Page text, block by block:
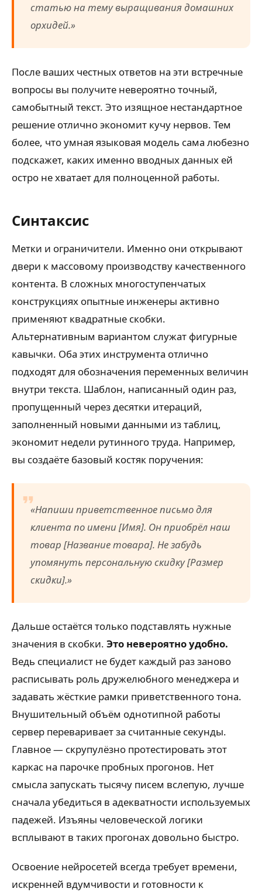
статью на тему выращивания домашних
орхидей.»
После ваших честных ответов на эти встречные
вопросы вы получите невероятно точный,
самобытный текст. Это изящное нестандартное
решение отлично экономит кучу нервов. Тем
более, что умная языковая модель сама любезно
подскажет, каких именно вводных данных ей
остро не хватает для полноценной работы.
Синтаксис
Метки и ограничители. Именно они открывают
двери к массовому производству качественного
контента. В сложных многоступенчатых
конструкциях опытные инженеры активно
применяют квадратные скобки.
Альтернативным вариантом служат фигурные
кавычки. Оба этих инструмента отлично
подходят для обозначения переменных величин
внутри текста. Шаблон, написанный один раз,
пропущенный через десятки итераций,
заполненный новыми данными из таблиц,
экономит недели рутинного труда. Например,
вы создаёте базовый костяк поручения:
«Напиши приветственное письмо для
клиента по имени [Имя]. Он приобрёл наш
товар [Название товара]. Не забудь
упомянуть персональную скидку [Размер
скидки].»
Дальше остаётся только подставлять нужные
значения в скобки. Это невероятно удобно.
Ведь специалист не будет каждый раз заново
расписывать роль дружелюбного менеджера и
задавать жёсткие рамки приветственного тона.
Внушительный объём однотипной работы
сервер переваривает за считанные секунды.
Главное — скрупулёзно протестировать этот
каркас на парочке пробных прогонов. Нет
смысла запускать тысячу писем вслепую, лучше
сначала убедиться в адекватности используемых
падежей. Изъяны человеческой логики
всплывают в таких прогонах довольно быстро.
Освоение нейросетей всегда требует времени,
искренней вдумчивости и готовности к